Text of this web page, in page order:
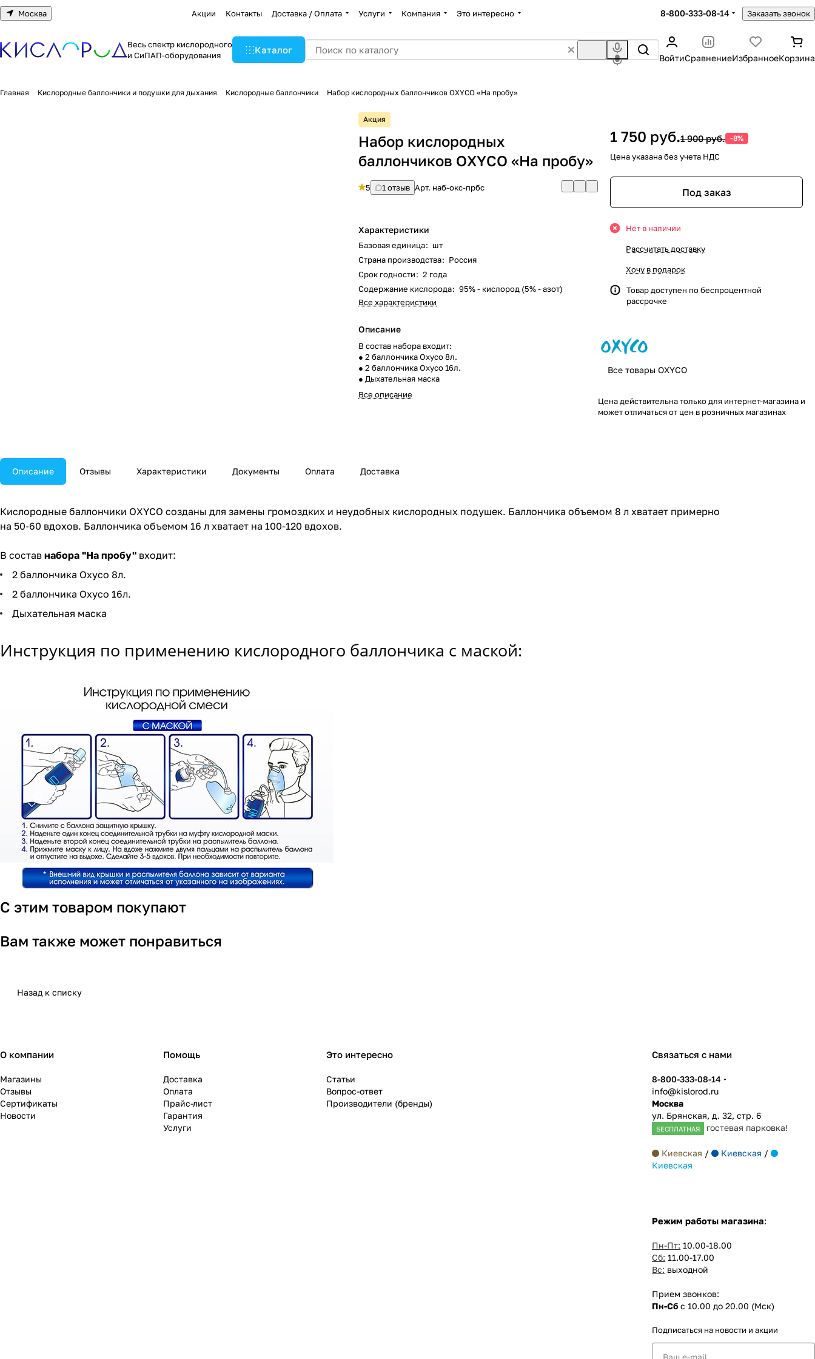
Москва Акции Контакты Доставка / Оплата Услуги Компания Это интересно 8-800-333-08-14 Заказать звонок
Весь спектр кислородного
и СиПАП-оборудования
Каталог
ВойтиСравнениеИзбранноеКорзина
Главная Кислородные баллончики и подушки для дыхания Кислородные баллончики Набор кислородных баллончиков OXYCO «На пробу»
Акция
Набор кислородных
баллончиков OXYCO «На пробу»
5 1 отзыв Арт. наб-окс-прбс
Характеристики
Базовая единица: шт
Страна производства: Россия
Срок годности: 2 года
Содержание кислорода: 95% - кислород (5% - азот)
Все характеристики
Описание
В состав набора входит:
● 2 баллончика Oxyco 8л.
● 2 баллончика Oxyco 16л.
● Дыхательная маска
Все описание
1 750 руб.1 900 руб. -8%
Цена указана без учета НДС
Под заказ
Нет в наличии
Рассчитать доставку
Хочу в подарок
Товар доступен побеспроцентной
рассрочке
Все товары OXYCO
Цена действительна только для интернет-магазина и
может отличаться от цен в розничных магазинах
Описание Отзывы Характеристики Документы Оплата Доставка
Кислородные баллончики OXYCO созданы для замены громоздких и неудобных кислородных подушек. Баллончика объемом 8 л хватает примерно
на 50-60 вдохов. Баллончика объемом 16 л хватает на 100-120 вдохов.
В состав набора "На пробу" входит:
2 баллончика Oxyco 8л.
2 баллончика Oxyco 16л.
Дыхательная маска
Инструкция по применению кислородного баллончика с маской:
С этим товаром покупают
Вам также может понравиться
Назад к списку
О компании
Магазины
Отзывы
Сертификаты
Новости
Помощь
Доставка
Оплата
Прайс-лист
Гарантия
Услуги
Это интересно
Статьи
Вопрос-ответ
Производители (бренды)
Связаться с нами
8-800-333-08-14
info@kislorod.ru
Москва
ул. Брянская, д. 32, стр. 6
БЕСПЛАТНАЯ гостевая парковка!
Киевская / Киевская /
Киевская
Режим работы магазина:
Пн-Пт: 10.00-18.00
Сб: 11.00-17.00
Вс: выходной
Прием звонков:
Пн-Сб с 10.00 до 20.00 (Мск)
Подписаться на новости и акции